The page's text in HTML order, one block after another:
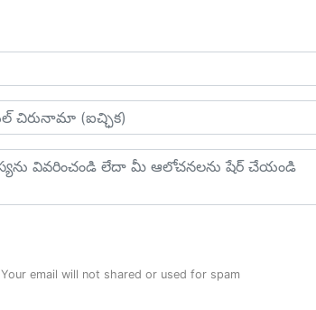
Your email will not shared or used for spam